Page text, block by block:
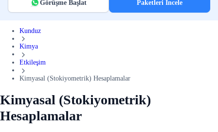
Görüşme Başlat Paketleri İncele
Kunduz
Kimya
Etkileşim
Kimyasal (Stokiyometrik) Hesaplamalar
Kimyasal (Stokiyometrik)
Hesaplamalar